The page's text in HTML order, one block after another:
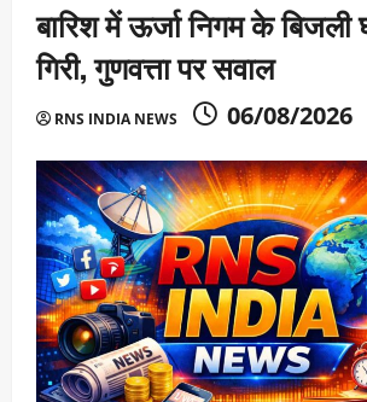
बारिश में ऊर्जा निगम के बिजली
गिरी, गुणवत्ता पर सवाल
RNS INDIA NEWS 06/08/2026